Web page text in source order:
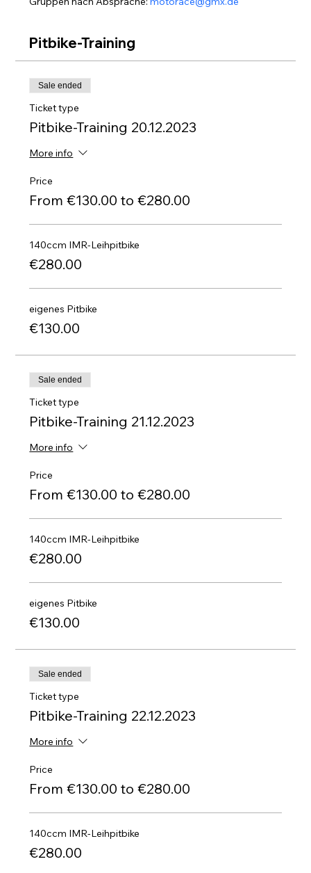
Pitbike-Training
Sale ended
Ticket type
Pitbike-Training 20.12.2023
More info
Price
From €130.00 to €280.00
140ccm IMR-Leihpitbike
€280.00
eigenes Pitbike
€130.00
Sale ended
Ticket type
Pitbike-Training 21.12.2023
More info
Price
From €130.00 to €280.00
140ccm IMR-Leihpitbike
€280.00
eigenes Pitbike
€130.00
Sale ended
Ticket type
Pitbike-Training 22.12.2023
More info
Price
From €130.00 to €280.00
140ccm IMR-Leihpitbike
€280.00